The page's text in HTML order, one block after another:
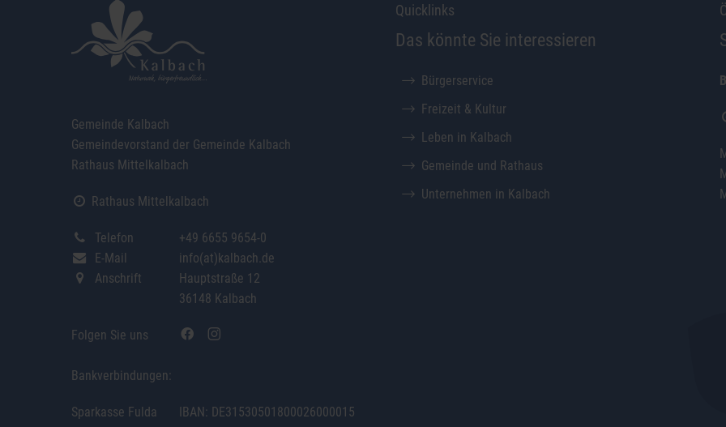
Gemeinde Kalbach
Gemeindevorstand der Gemeinde Kalbach
Rathaus Mittelkalbach
Rathaus Mittelkalbach
Telefon
+49 6655 9654-0
E-Mail
info(at)kalbach.de
Anschrift
Hauptstraße 12
36148 Kalbach
Folgen Sie uns
Bankverbindungen:
Sparkasse Fulda
IBAN: DE31530501800026000015
Quicklinks
Das könnte Sie interessieren
Bürgerservice
Freizeit & Kultur
Leben in Kalbach
Gemeinde und Rathaus
Unternehmen in Kalbach